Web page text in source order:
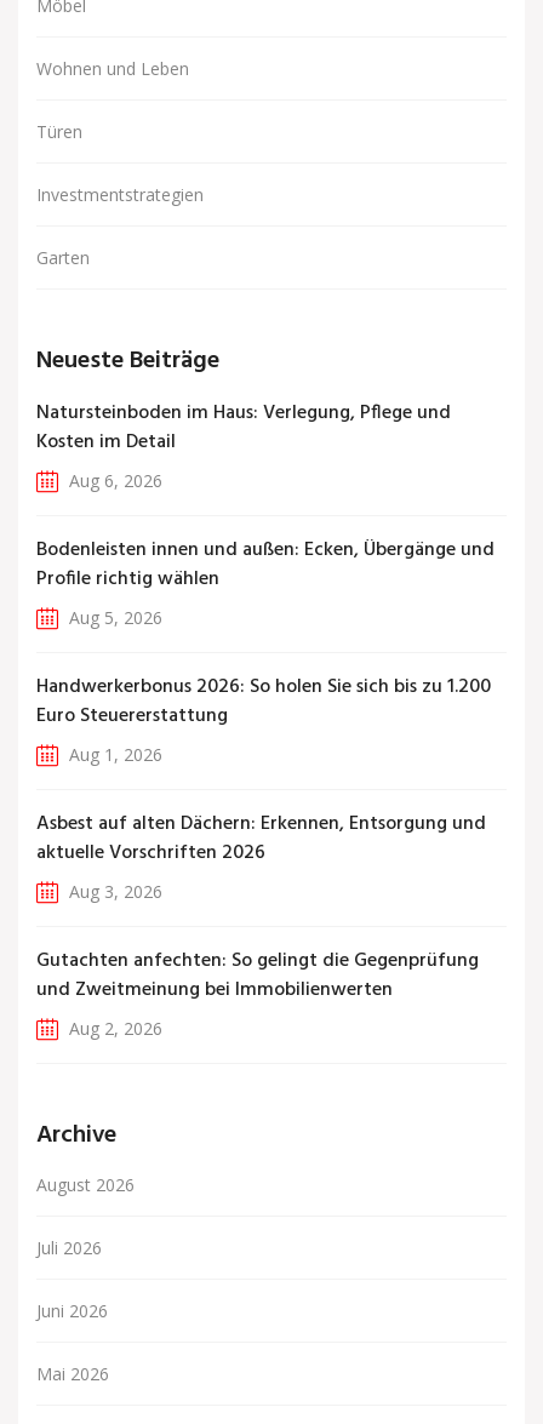
Möbel
Wohnen und Leben
Türen
Investmentstrategien
Garten
Neueste Beiträge
Natursteinboden im Haus: Verlegung, Pflege und
Kosten im Detail
Aug 6, 2026
Bodenleisten innen und außen: Ecken, Übergänge und
Profile richtig wählen
Aug 5, 2026
Handwerkerbonus 2026: So holen Sie sich bis zu 1.200
Euro Steuererstattung
Aug 1, 2026
Asbest auf alten Dächern: Erkennen, Entsorgung und
aktuelle Vorschriften 2026
Aug 3, 2026
Gutachten anfechten: So gelingt die Gegenprüfung
und Zweitmeinung bei Immobilienwerten
Aug 2, 2026
Archive
August 2026
Juli 2026
Juni 2026
Mai 2026